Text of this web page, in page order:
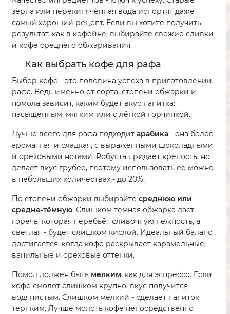
зёрна или перекипячённая вода испортят даже
самый хороший рецепт. Если вы хотите получить
результат, как в кофейне, выбирайте свежие сливки
и кофе среднего обжаривания.
Как выбрать кофе для рафа
Выбор кофе - это половина успеха в приготовлении
рафа. Ведь именно от сорта, степени обжарки и
помола зависит, каким будет вкус напитка:
насыщенным, мягким или с лёгкой горчинкой.
Лучше всего для рафа подходит арабика - она более
ароматная и сладкая, с выраженными шоколадными
и ореховыми нотами. Робуста придаёт крепость, но
делает вкус грубее, поэтому использовать её можно
в небольших количествах - до 20%.
По степени обжарки выбирайте среднюю или
средне-тёмную. Слишком тёмная обжарка даст
горечь, которая перебьёт сливочную нежность, а
светлая - будет слишком кислой. Идеальный баланс
достигается, когда кофе раскрывает карамельные,
ванильные и ореховые оттенки.
Помол должен быть мелким, как для эспрессо. Если
кофе смолот слишком крупно, вкус получится
водянистым. Слишком мелкий - сделает напиток
терпким. Лучше молоть кофе непосредственно